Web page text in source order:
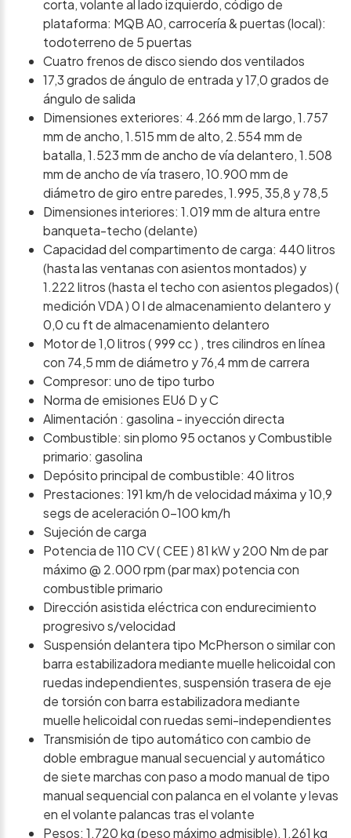
corta, volante al lado izquierdo, código de
plataforma: MQB A0, carrocería & puertas (local):
todoterreno de 5 puertas
Cuatro frenos de disco siendo dos ventilados
17,3 grados de ángulo de entrada y 17,0 grados de
ángulo de salida
Dimensiones exteriores: 4.266 mm de largo, 1.757
mm de ancho, 1.515 mm de alto, 2.554 mm de
batalla, 1.523 mm de ancho de vía delantero, 1.508
mm de ancho de vía trasero, 10.900 mm de
diámetro de giro entre paredes, 1.995, 35,8 y 78,5
Dimensiones interiores: 1.019 mm de altura entre
banqueta-techo (delante)
Capacidad del compartimento de carga: 440 litros
(hasta las ventanas con asientos montados) y
1.222 litros (hasta el techo con asientos plegados) (
medición VDA ) 0 l de almacenamiento delantero y
0,0 cu ft de almacenamiento delantero
Motor de 1,0 litros ( 999 cc ) , tres cilindros en línea
con 74,5 mm de diámetro y 76,4 mm de carrera
Compresor: uno de tipo turbo
Norma de emisiones EU6 D y C
Alimentación : gasolina - inyección directa
Combustible: sin plomo 95 octanos y Combustible
primario: gasolina
Depósito principal de combustible: 40 litros
Prestaciones: 191 km/h de velocidad máxima y 10,9
segs de aceleración 0-100 km/h
Sujeción de carga
Potencia de 110 CV ( CEE ) 81 kW y 200 Nm de par
máximo @ 2.000 rpm (par max) potencia con
combustible primario
Dirección asistida eléctrica con endurecimiento
progresivo s/velocidad
Suspensión delantera tipo McPherson o similar con
barra estabilizadora mediante muelle helicoidal con
ruedas independientes, suspensión trasera de eje
de torsión con barra estabilizadora mediante
muelle helicoidal con ruedas semi-independientes
Transmisión de tipo automático con cambio de
doble embrague manual secuencial y automático
de siete marchas con paso a modo manual de tipo
manual sequencial con palanca en el volante y levas
en el volante palancas tras el volante
Pesos: 1.720 kg (peso máximo admisible), 1.261 kg